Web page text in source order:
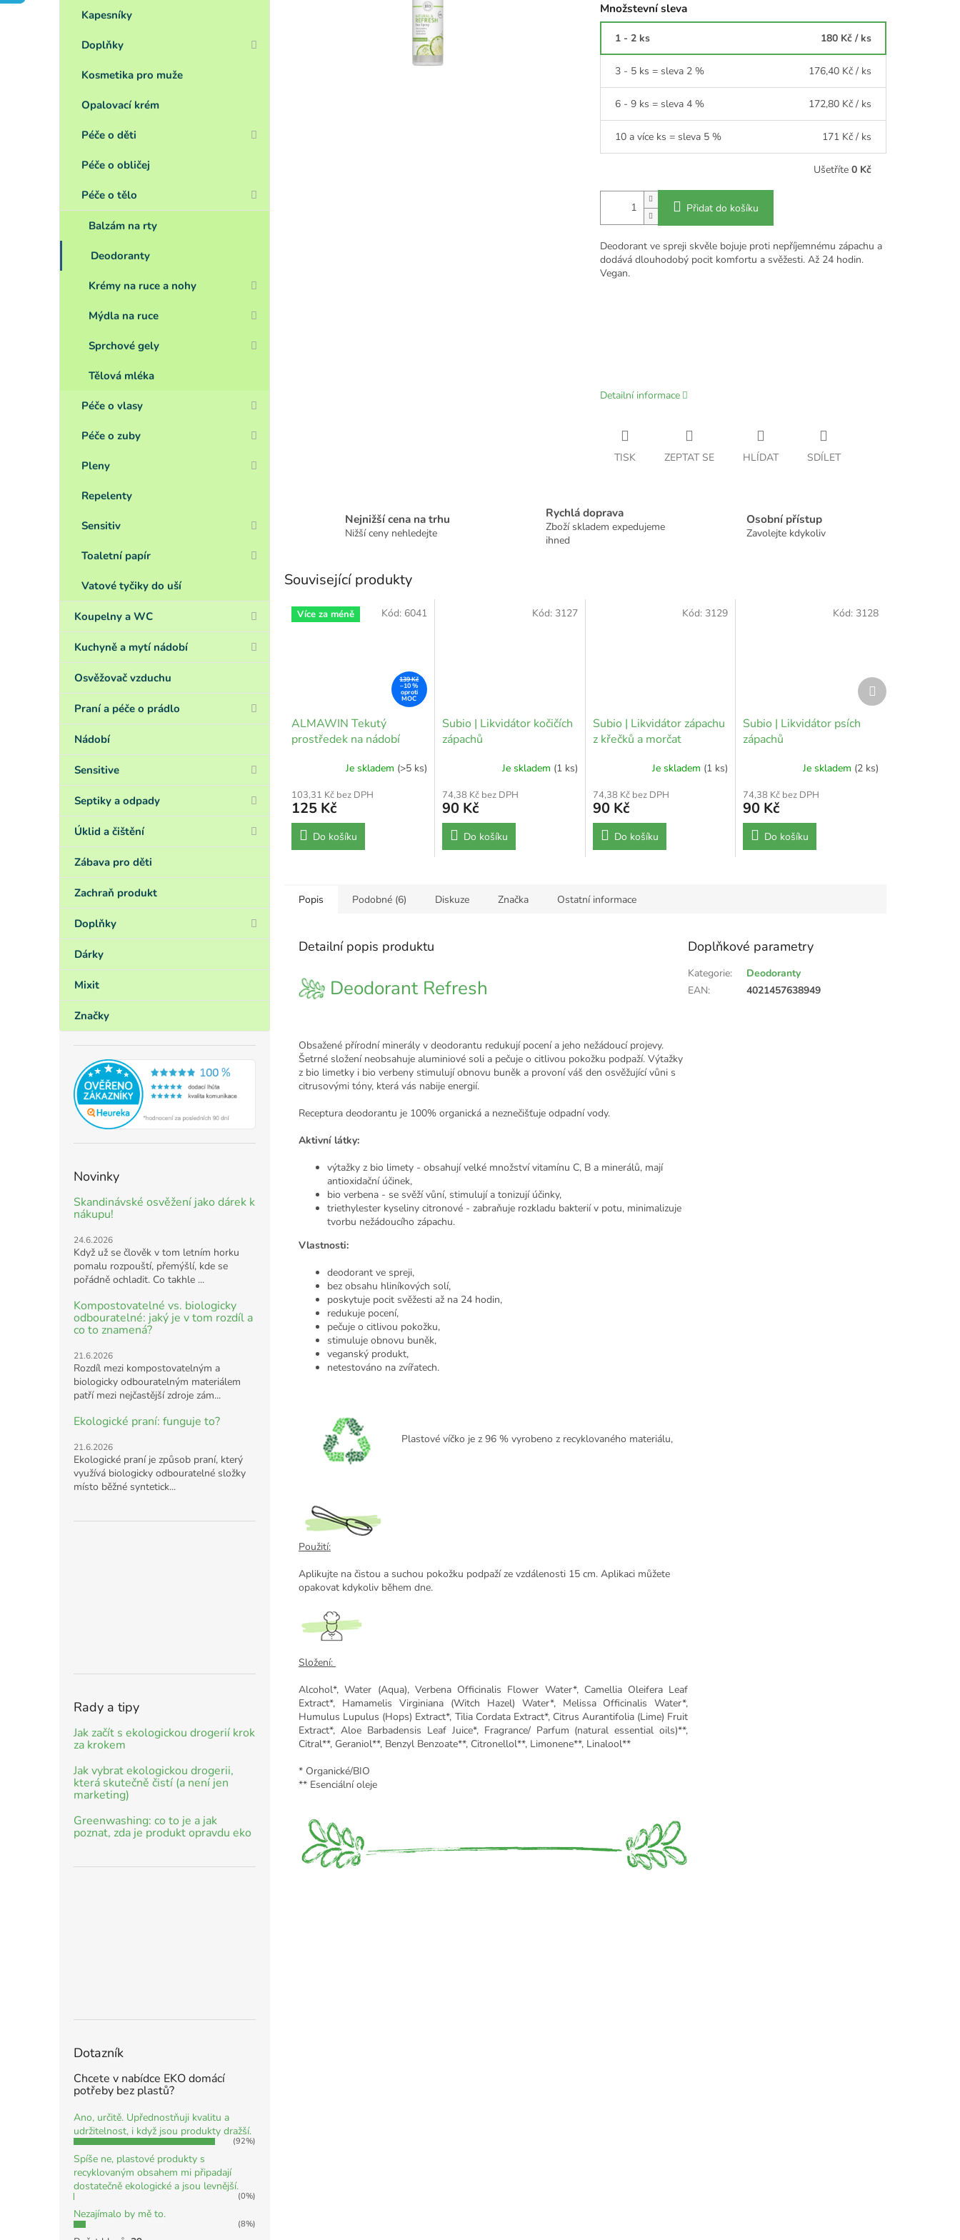
Kapesníky
Doplňky
Kosmetika pro muže
Opalovací krém
Péče o děti
Péče o obličej
Péče o tělo
Balzám na rty
Deodoranty
Krémy na ruce a nohy
Mýdla na ruce
Sprchové gely
Tělová mléka
Péče o vlasy
Péče o zuby
Pleny
Repelenty
Sensitiv
Toaletní papír
Vatové tyčiky do uší
Koupelny a WC
Kuchyně a mytí nádobí
Osvěžovač vzduchu
Praní a péče o prádlo
Nádobí
Sensitive
Septiky a odpady
Úklid a čištění
Zábava pro děti
Zachraň produkt
Doplňky
Dárky
Mixit
Značky
Novinky
Skandinávské osvěžení jako dárek k
nákupu!
24.6.2026
Když už se člověk v tom letním horku
pomalu rozpouští, přemýšlí, kde se
pořádně ochladit. Co takhle ...
Kompostovatelné vs. biologicky
odbouratelné: jaký je v tom rozdíl a
co to znamená?
21.6.2026
Rozdíl mezi kompostovatelným a
biologicky odbouratelným materiálem
patří mezi nejčastější zdroje zám...
Ekologické praní: funguje to?
21.6.2026
Ekologické praní je způsob praní, který
využívá biologicky odbouratelné složky
místo běžné syntetick...
Rady a tipy
Jak začít s ekologickou drogerií krok
za krokem
Jak vybrat ekologickou drogerii,
která skutečně čistí (a není jen
marketing)
Greenwashing: co to je a jak
poznat, zda je produkt opravdu eko
Dotazník
Chcete v nabídce EKO domácí
potřeby bez plastů?
Ano, určitě. Upřednostňuji kvalitu a
udržitelnost, i když jsou produkty dražší.
(92%)
Spíše ne, plastové produkty s
recyklovaným obsahem mi připadají
dostatečně ekologické a jsou levnější.
(0%)
Nezajímalo by mě to.
(8%)
Množstevní sleva
1 - 2 ks 180 Kč / ks
3 - 5 ks = sleva 2 % 176,40 Kč / ks
6 - 9 ks = sleva 4 % 172,80 Kč / ks
10 a více ks = sleva 5 % 171 Kč / ks
Ušetříte 0 Kč
Přidat do košíku
Deodorant ve spreji skvěle bojuje proti nepříjemnému zápachu a
dodává dlouhodobý pocit komfortu a svěžesti. Až 24 hodin.
Vegan.
Detailní informace
TISK ZEPTAT SE HLÍDAT SDÍLET
Nejnižší cena na trhu
Nižší ceny nehledejte
Rychlá doprava
Zboží skladem expedujeme
ihned
Osobní přístup
Zavolejte kdykoliv
Související produkty
Více za méně
139 Kč
–10 %
ALMAWIN Tekutý
prostředek na nádobí
Je skladem (>5 ks)
103,31 Kč bez DPH
125 Kč
Do košíku
Kód: 6041
Subio | Likvidátor kočičích
zápachů
Je skladem (1 ks)
74,38 Kč bez DPH
90 Kč
Do košíku
Kód: 3127
Subio | Likvidátor zápachu
z křečků a morčat
Je skladem (1 ks)
74,38 Kč bez DPH
90 Kč
Do košíku
Kód: 3129
Subio | Likvidátor psích
zápachů
Je skladem (2 ks)
74,38 Kč bez DPH
90 Kč
Do košíku
Kód: 3128
Další
produkt
Popis Podobné (6) Diskuze Značka Ostatní informace
Detailní popis produktu
Deodorant Refresh
Obsažené přírodní minerály v deodorantu redukují pocení a jeho nežádoucí projevy.
Šetrné složení neobsahuje aluminiové soli a pečuje o citlivou pokožku podpaží. Výtažky
z bio limetky i bio verbeny stimulují obnovu buněk a provoní váš den osvěžující vůni s
citrusovými tóny, která vás nabije energií.
Receptura deodorantu je 100% organická a neznečišťuje odpadní vody.
Aktivní látky:
výtažky z bio limety - obsahují velké množství vitamínu C, B a minerálů, mají
antioxidační účinek,
bio verbena - se svěží vůní, stimulují a tonizují účinky,
triethylester kyseliny citronové - zabraňuje rozkladu bakterií v potu, minimalizuje
tvorbu nežádoucího zápachu.
Vlastnosti:
deodorant ve spreji,
bez obsahu hliníkových solí,
poskytuje pocit svěžesti až na 24 hodin,
redukuje pocení,
pečuje o citlivou pokožku,
stimuluje obnovu buněk,
veganský produkt,
netestováno na zvířatech.
Plastové víčko je z 96 % vyrobeno z recyklovaného materiálu,
Použití:
Aplikujte na čistou a suchou pokožku podpaží ze vzdálenosti 15 cm. Aplikaci můžete
opakovat kdykoliv během dne.
Složení:
Alcohol*, Water (Aqua), Verbena Officinalis Flower Water*, Camellia Oleifera Leaf
Extract*, Hamamelis Virginiana (Witch Hazel) Water*, Melissa Officinalis Water*,
Humulus Lupulus (Hops) Extract*, Tilia Cordata Extract*, Citrus Aurantifolia (Lime) Fruit
Extract*, Aloe Barbadensis Leaf Juice*, Fragrance/ Parfum (natural essential oils)**,
Citral**, Geraniol**, Benzyl Benzoate**, Citronellol**, Limonene**, Linalool**
* Organické/BIO
** Esenciální oleje
Doplňkové parametry
Kategorie:
Deodoranty
EAN: 4021457638949